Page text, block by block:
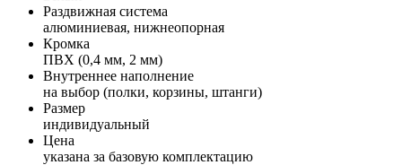
Раздвижная система
алюминиевая, нижнеопорная
Кромка
ПВХ (0,4 мм, 2 мм)
Внутреннее наполнение
на выбор (полки, корзины, штанги)
Размер
индивидуальный
Цена
указана за базовую комплектацию